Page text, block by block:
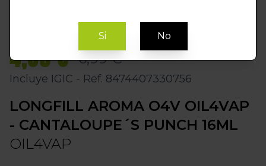
4,89 € 6,99 €
Incluye IGIC - Ref. 8474407330756
LONGFILL AROMA O4V OIL4VAP
- CANTALOUPE´S PUNCH 16ML
OIL4VAP
Si No